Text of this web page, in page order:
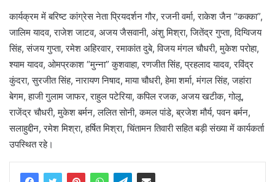
कार्यक्रम में बरिष्ट कांग्रेस नेता प्रियदर्शन गौर, रजनी वर्मा, राकेश जैन “कक्का”,
जालिम यादव, राजेश जाटव, अजय जैसवानी, अंशु मिश्रा, जितेंद्र गुप्ता, दिग्विजय
सिंह, संजय गुप्ता, रमेश अहिरवार, रमाकांत दुबे, विजय मंगल चौधरी, मुकेश परोहा,
श्याम यादव, ओमप्रकाश “मुन्ना” कुशवाहा, रणजीत सिंह, प्रहलाद यादव, रविंद्र
कुंदरा, सुरजीत सिंह, नारायण निषाद, माया चौधरी, हेमा शर्मा, मंगल सिंह, जहांरा
बेगम, हाजी गुलाम जाफर, राहुल पटेरिया, कपिल रजक, अजय खटीक, गोलू,
राजेंद्र चौधरी, मुकेश बर्मन, ललित सोनी, कमल पांडे, ब्रजेश मौर्य, पवन बर्मन,
सलाहुद्दीन, रमेश मिश्रा, हर्षित मिश्रा, चिंतामन तिवारी सहित बड़ी संख्या में कार्यकर्ता
उपस्थित रहे।